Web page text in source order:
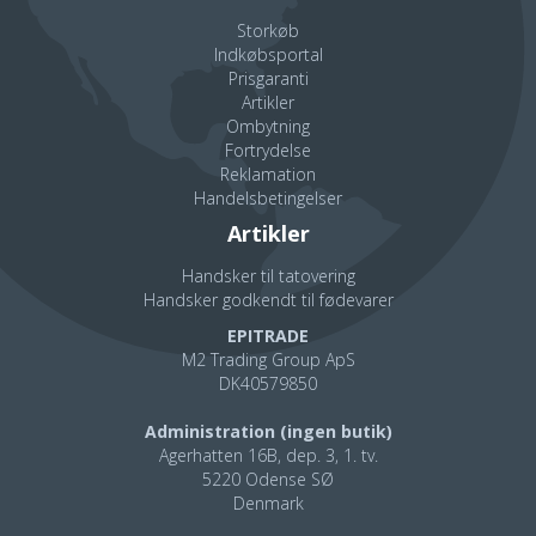
Storkøb
Indkøbsportal
Prisgaranti
Artikler
Ombytning
Fortrydelse
Reklamation
Handelsbetingelser
Artikler
Handsker til tatovering
Handsker godkendt til fødevarer
EPITRADE
M2 Trading Group ApS
DK40579850
Administration (ingen butik)
Agerhatten 16B, dep. 3, 1. tv.
5220 Odense SØ
Denmark